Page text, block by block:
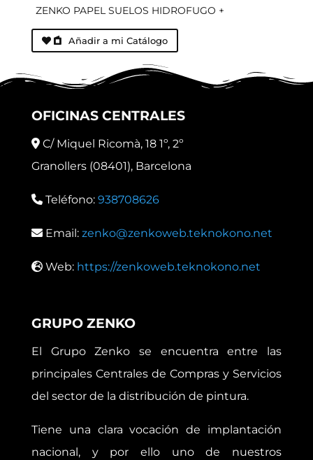
ZENKO PAPEL SUELOS HIDROFUGO +
Añadir a mi Catálogo
OFICINAS CENTRALES
C/ Miquel Ricomà, 18 1º, 2º
Granollers (08401), Barcelona
Teléfono: 938708626
Email: zenko@zenkoweb.teknokono.net
Web: https://zenkoweb.teknokono.net
GRUPO ZENKO
El Grupo Zenko se encuentra entre las
principales Centrales de Compras y Servicios
del sector de la distribución de pintura.
Tiene una clara vocación de implantación
nacional, y por ello uno de nuestros